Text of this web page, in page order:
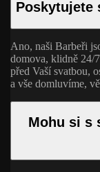
Poskytujete
Ano, naši Barbeři
domova, klidně 24/
před Vaší svatbou,
a vše domluvíme,
Mohu si s